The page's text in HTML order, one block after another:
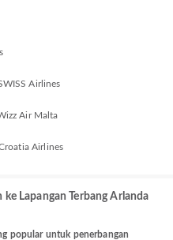
Airlines
Air Malta
Airlines
Lapangan Terbang Arlanda
popular untuk penerbangan